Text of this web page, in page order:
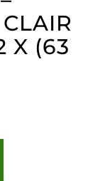
X (63